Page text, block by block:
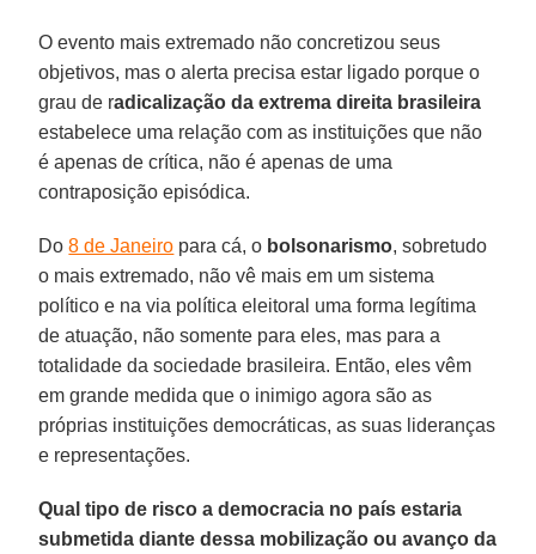
O evento mais extremado não concretizou seus
objetivos, mas o alerta precisa estar ligado porque o
grau de radicalização da extrema direita brasileira
estabelece uma relação com as instituições que não
é apenas de crítica, não é apenas de uma
contraposição episódica.
Do8 de Janeiro para cá, o bolsonarismo, sobretudo
o mais extremado, não vê mais em um sistema
político e na via política eleitoral uma forma legítima
de atuação, não somente para eles, mas para a
totalidade da sociedade brasileira. Então, eles vêm
em grande medida que o inimigo agora são as
próprias instituições democráticas, as suas lideranças
e representações.
Qual tipo de risco a democracia no país estaria
submetida diante dessa mobilização ou avanço da